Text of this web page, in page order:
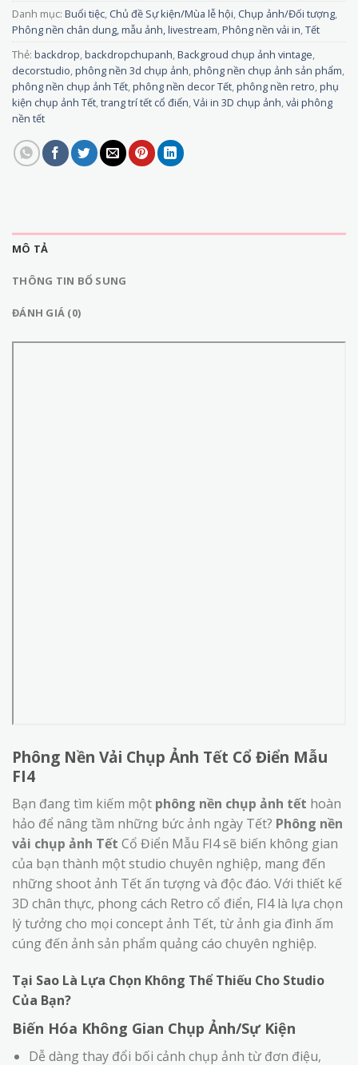
Danh mục: Buổi tiệc Chủ đề Sự kiện/Mùa lễ hội Chụp ảnh/Đối tượng
Phông nền chân dung, mẫu ảnh, livestream Phông nền vải in Tết
Thẻ: backdrop backdropchupanh Backgroud chụp ảnh vintage
decorstudio phông nền 3d chụp ảnh phông nền chụp ảnh sản phẩm
phông nền chụp ảnh Tết phông nền decor Tết phông nền retro phụ
kiện chụp ảnh Tết trang trí tết cổ điển Vải in 3D chụp ảnh vải phông
nền tết
MÔ TẢ
THÔNG TIN BỔ SUNG
ĐÁNH GIÁ (0)
Phông Nền Vải Chụp Ảnh Tết Cổ Điển Mẫu
FI4
Bạn đang tìm kiếm một phông nền chụp ảnh tết hoàn
hảo để nâng tầm những bức ảnh ngày Tết? Phông nền
vải chụp ảnh Tết Cổ Điển Mẫu FI4 sẽ biến không gian
của bạn thành một studio chuyên nghiệp, mang đến
những shoot ảnh Tết ấn tượng và độc đáo. Với thiết kế
3D chân thực, phong cách Retro cổ điển, FI4 là lựa chọn
lý tưởng cho mọi concept ảnh Tết, từ ảnh gia đình ấm
cúng đến ảnh sản phẩm quảng cáo chuyên nghiệp.
Tại Sao Là Lựa Chọn Không Thể Thiếu Cho Studio
Của Bạn?
Biến Hóa Không Gian Chụp Ảnh/Sự Kiện
Dễ dàng thay đổi bối cảnh chụp ảnh từ đơn điệu,